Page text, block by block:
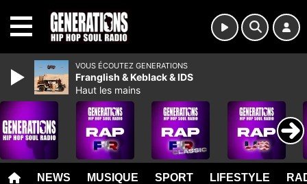
NEWS MUSIQUE SPORT LIFESTYLE
VOUS ÉCOUTEZ GENERATIONS
Franglish & Keblack & IDS
Haut les mains